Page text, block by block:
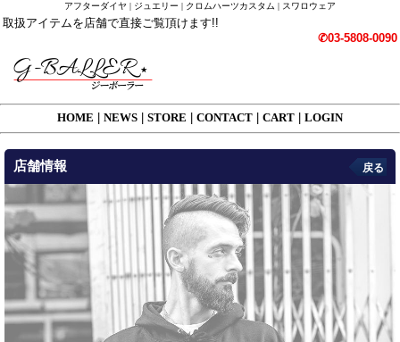
アフターダイヤ | ジュエリー | クロムハーツカスタム | スワロウェア
取扱アイテムを店舗で直接ご覧頂けます!!
✆03-5808-0090
HOME NEWS STORE CONTACT CART LOGIN
店舗情報 戻る